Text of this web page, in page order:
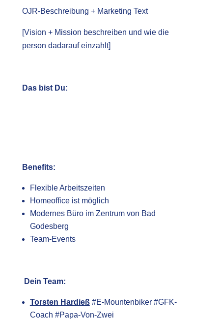
OJR-Beschreibung + Marketing Text
[Vision + Mission beschreiben und wie die
person dadarauf einzahlt]
Das bist Du:
Benefits:
Flexible Arbeitszeiten
Homeoffice ist möglich
Modernes Büro im Zentrum von Bad
Godesberg
Team-Events
Dein Team:
Torsten Hardieß#E-Mountenbiker #GFK-
Coach #Papa-Von-Zwei